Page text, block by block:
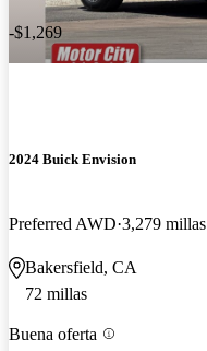
-$1,269
2024 Buick Envision
Preferred AWD 3,279 millas
Bakersfield, CA
72 millas
Buena oferta